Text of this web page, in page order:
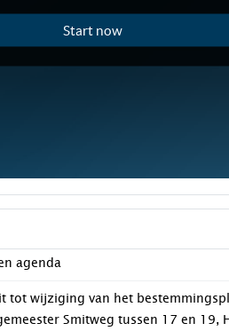
agenda
tot wijziging van het
Smitweg tussen 17 en 19,